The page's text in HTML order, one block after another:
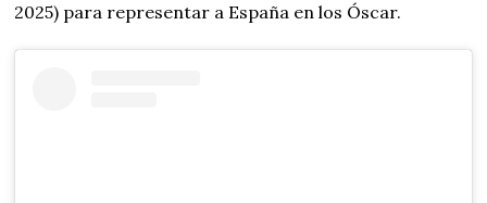
2025) para representar a España en los Óscar.